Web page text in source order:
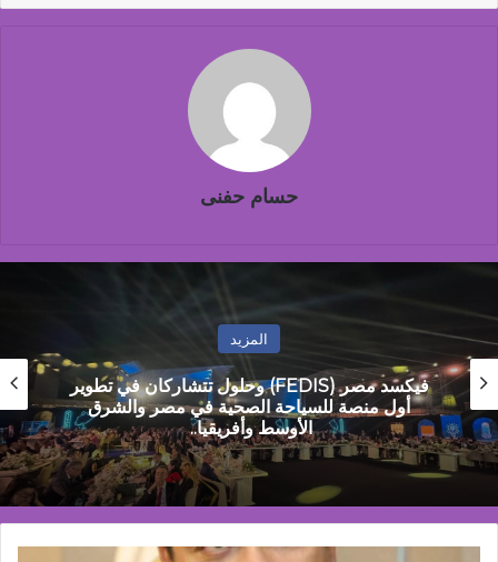
حسام حفنى
المزيد
مراسم اربعين ليست كسابقاتها